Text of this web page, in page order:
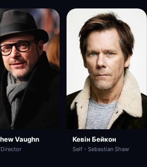
Vaughn Кевін Бейкон
Self - Sebastian Shaw